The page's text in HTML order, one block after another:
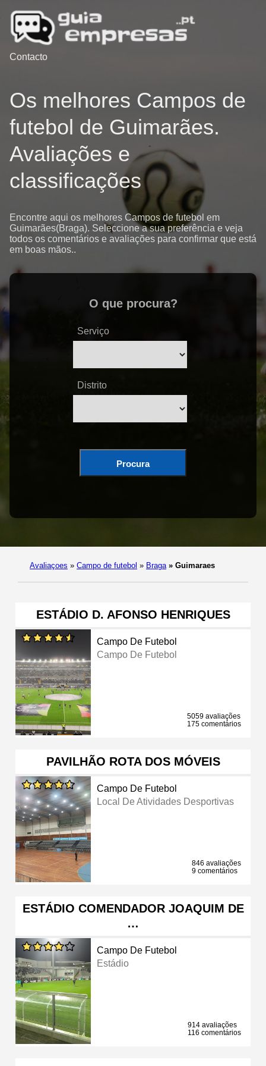
Contacto
Os melhores Campos de
futebol de Guimarães.
Avaliações e
classificações
Encontre aqui os melhores Campos de futebol em
Guimarães(Braga). Seleccione a sua preferência e veja
todos os comentários e avaliações para confirmar que está
em boas mãos..
O que procura?
Serviço
Distrito
Procura
Avaliaçoes » Campo de futebol » Braga » Guimaraes
ESTÁDIO D. AFONSO HENRIQUES
Campo De Futebol
Campo De Futebol
5059 avaliações
175 comentários
PAVILHÃO ROTA DOS MÓVEIS
Campo De Futebol
Local De Atividades Desportivas
846 avaliações
9 comentários
ESTÁDIO COMENDADOR JOAQUIM DE
…
Campo De Futebol
Estádio
914 avaliações
116 comentários